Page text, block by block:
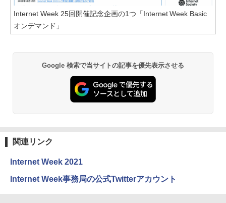
Internet Week 25回開催記念企画の1つ「Internet Week Basic
オンデマンド」
Google 検索で当サイトの記事を優先表示させる
関連リンク
Internet Week 2021
Internet Week事務局の公式Twitterアカウント